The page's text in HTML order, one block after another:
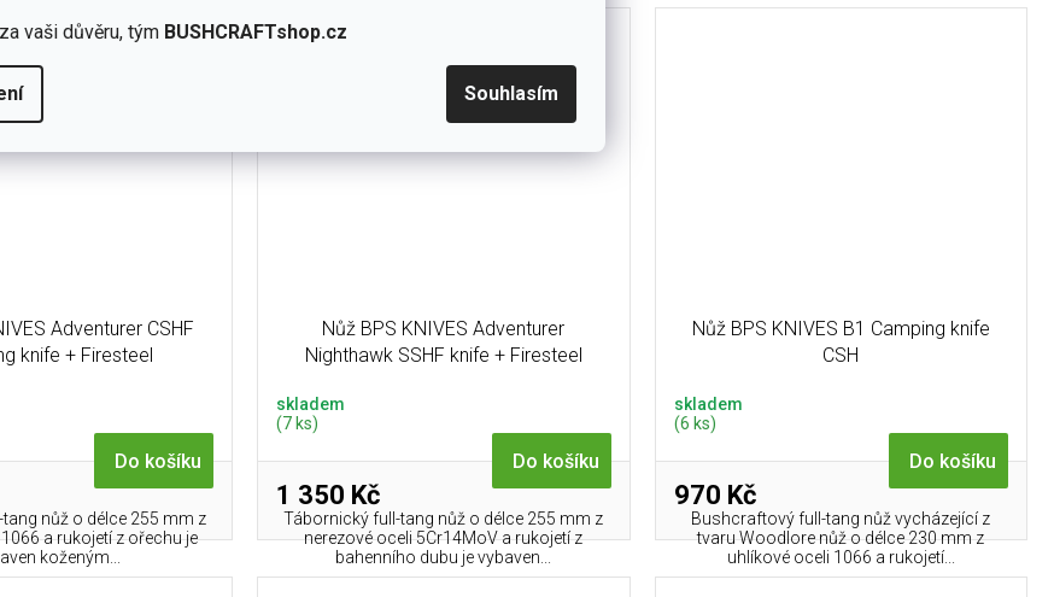
vaši důvěru, tým BUSHCRAFTshop.cz
Souhlasím
Adventurer CSHF
knife + Firesteel
Do košíku
nůž o délce 255 mm z
a rukojetí z ořechu je
koženým...
top letní výbava
Nůž BPS KNIVES Adventurer
Nighthawk SSHF knife + Firesteel
skladem
(7 ks)
1 350 Kč
Do košíku
Tábornický full-tang nůž o délce 255 mm z
nerezové oceli 5Cr14MoV a rukojetí z
bahenního dubu je vybaven...
Nůž BPS KNIVES B1 Camping knife
CSH
skladem
(6 ks)
970 Kč
Do košíku
Bushcraftový full-tang nůž vycházející z
tvaru Woodlore nůž o délce 230 mm z
uhlíkové oceli 1066 a rukojetí...